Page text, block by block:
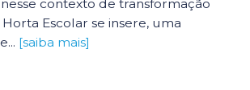
contexto de transformação
Escolar se insere, uma
[saiba mais]